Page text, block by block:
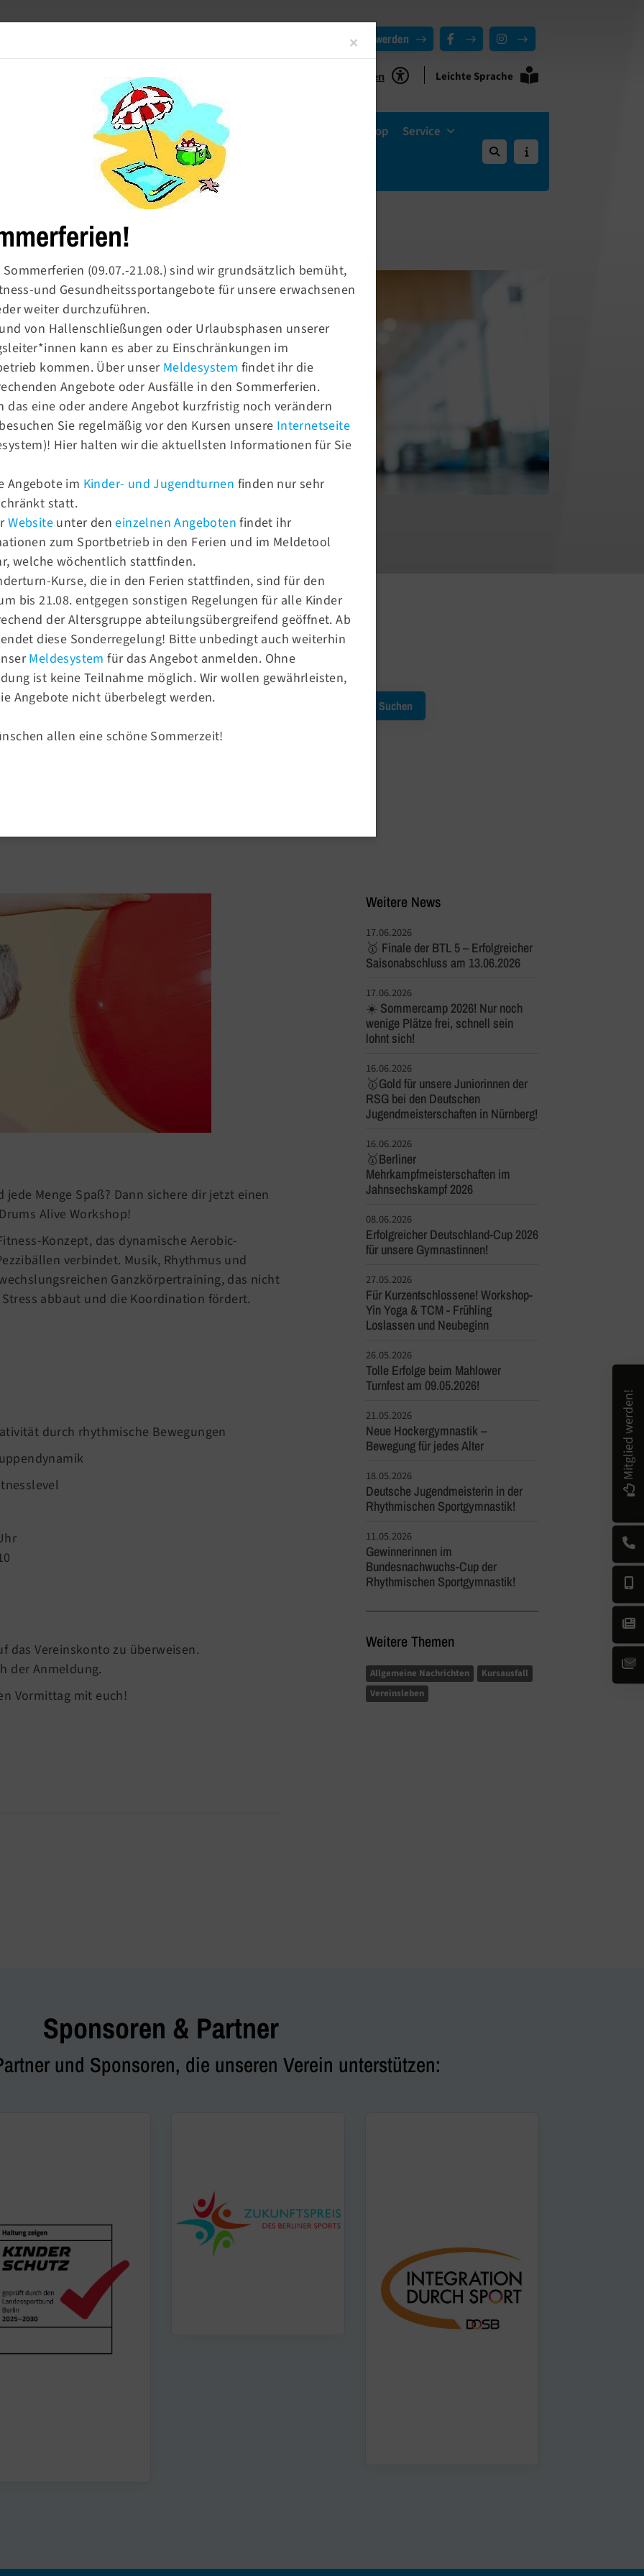
Mitglied werden
Barrierefreie Funktionen Leichte Sprache
Sport & Ballsport Fitness & Gesundheit Vereins-Shop Service
Noch 2 Plätze frei: Drums Alive Workshop am 13. Juni
Alive Workshop
Menge Spaß? Dann sichere dir jetzt einen
Alive Workshop!
Konzept, das dynamische Aerobic-
verbindet. Musik, Rhythmus und
Ganzkörpertraining, das nicht
abbaut und die Koordination fördert.
durch rhythmische Bewegungen
das Vereinskonto zu überweisen.
der Anmeldung.
Vormittag mit euch!
Weitere News
17.06.2026
🥇 Finale der BTL 5 – Erfolgreicher
Saisonabschluss am 13.06.2026
17.06.2026
☀️ Sommercamp 2026! Nur noch
wenige Plätze frei, schnell sein
lohnt sich!
16.06.2026
🥇Gold für unsere Juniorinnen der
RSG bei den Deutschen
Jugendmeisterschaften in Nürnberg!
16.06.2026
🥇Berliner
Mehrkampfmeisterschaften im
Jahnsechskampf 2026
08.06.2026
Erfolgreicher Deutschland-Cup 2026
für unsere Gymnastinnen!
27.05.2026
Für Kurzentschlossene! Workshop-
Yin Yoga & TCM - Frühling
Loslassen und Neubeginn
26.05.2026
Tolle Erfolge beim Mahlower
Turnfest am 09.05.2026!
21.05.2026
Neue Hockergymnastik –
Bewegung für jedes Alter
18.05.2026
Deutsche Jugendmeisterin in der
Rhythmischen Sportgymnastik!
11.05.2026
Gewinnerinnen im
Bundesnachwuchs-Cup der
Rhythmischen Sportgymnastik!
Weitere Themen
Allgemeine Nachrichten
Kursausfall
Vereinsleben
Sponsoren & Partner
und Sponsoren, die unseren Verein unterstützen:
Mitglied werden!
von 1858
Kontakt
Tel.: 030 93 93 17 41
Fax.:030 93 93 17 42
E-Mail:
Kursausfälle
Sportangebote
× Close
(09.07.-21.08.) sind wir grundsätzlich bemüht,
und Gesundheitssportangebote für unsere erwachsenen
weiter durchzuführen.
von Hallenschließungen oder Urlaubsphasen unserer
kann es aber zu Einschränkungen im
kommen. Über unser Meldesystem findet ihr die
Angebote oder Ausfälle in den Sommerferien.
das eine oder andere Angebot kurzfristig noch verändern
Sie regelmäßig vor den Kursen unsere Internetseite
Hier halten wir die aktuellsten Informationen für Sie
Angebote im Kinder- und Jugendturnen finden nur sehr
statt.
Website unter deneinzelnen Angeboten findet ihr
zum Sportbetrieb in den Ferien und im Meldetool
welche wöchentlich stattfinden.
Kurse, die in den Ferien stattfinden, sind für den
bis 21.08. entgegen sonstigen Regelungen für alle Kinder
der Altersgruppe abteilungsübergreifend geöffnet. Ab
diese Sonderregelung! Bitte unbedingt auch weiterhin
Meldesystem für das Angebot anmelden. Ohne
ist keine Teilnahme möglich. Wir wollen gewährleisten,
Angebote nicht überbelegt werden.
allen eine schöne Sommerzeit!